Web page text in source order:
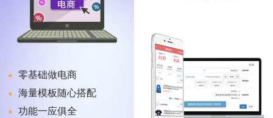
零基础做电商
海量模板随心搭配
功能一应俱全